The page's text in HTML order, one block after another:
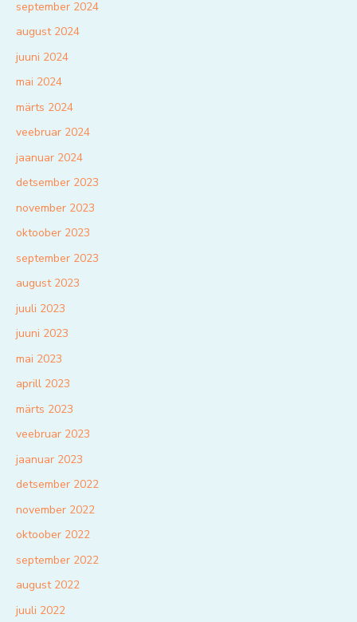
september 2024
august 2024
juuni 2024
mai 2024
märts 2024
veebruar 2024
jaanuar 2024
detsember 2023
november 2023
oktoober 2023
september 2023
august 2023
juuli 2023
juuni 2023
mai 2023
aprill 2023
märts 2023
veebruar 2023
jaanuar 2023
detsember 2022
november 2022
oktoober 2022
september 2022
august 2022
juuli 2022